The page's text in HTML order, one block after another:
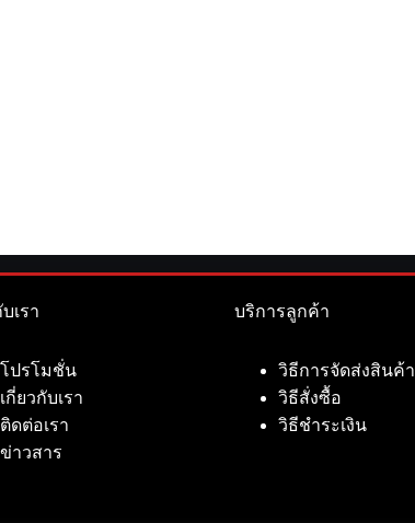
เรา
โปรโมชั่น
เกี่ยวกับเรา
ติดต่อเรา
ข่าวสาร
บริการลูกค้า
วิธีการจัดส่งสินค้า
วิธีสั่งซื้อ
วิธีชำระเงิน